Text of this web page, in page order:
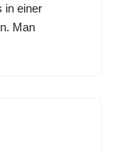
in einer
Man